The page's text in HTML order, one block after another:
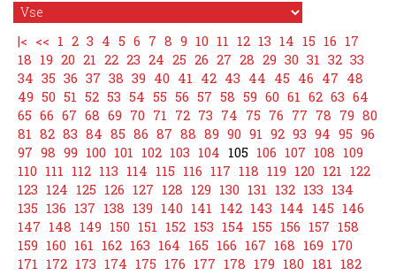
|< << 1 2 3 4 5 6 7 8 9 10 11 12 13 14 15 16 17
18 19 20 21 22 23 24 25 26 27 28 29 30 31 32 33
34 35 36 37 38 39 40 41 42 43 44 45 46 47 48
49 50 51 52 53 54 55 56 57 58 59 60 61 62 63 64
65 66 67 68 69 70 71 72 73 74 75 76 77 78 79 80
81 82 83 84 85 86 87 88 89 90 91 92 93 94 95 96
97 98 99 100 101 102 103 104 105 106 107 108 109
110 111 112 113 114 115 116 117 118 119 120 121 122
123 124 125 126 127 128 129 130 131 132 133 134
135 136 137 138 139 140 141 142 143 144 145 146
147 148 149 150 151 152 153 154 155 156 157 158
159 160 161 162 163 164 165 166 167 168 169 170
171 172 173 174 175 176 177 178 179 180 181 182